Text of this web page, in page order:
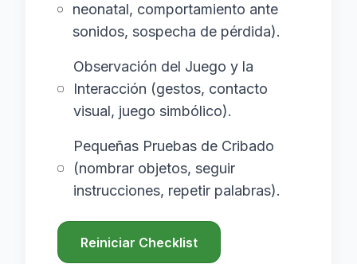
neonatal, comportamiento ante
sonidos, sospecha de pérdida).
Observación del Juego y la
Interacción (gestos, contacto
visual, juego simbólico).
Pequeñas Pruebas de Cribado
(nombrar objetos, seguir
instrucciones, repetir palabras).
Reiniciar Checklist